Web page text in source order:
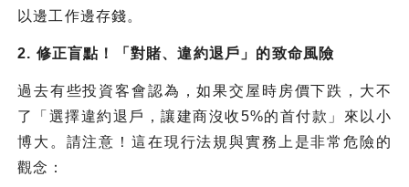
以邊工作邊存錢。
2. 修正盲點！「對賭、違約退戶」的致命風險
過去有些投資客會認為，如果交屋時房價下跌，大不
了「選擇違約退戶，讓建商沒收5%的首付款」來以小
博大。請注意！這在現行法規與實務上是非常危險的
觀念：